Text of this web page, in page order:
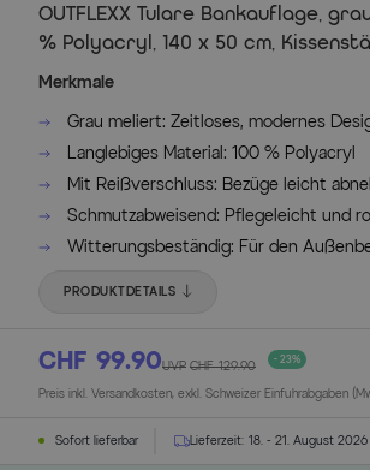
OUTFLEXX Tulare Bankauflage,
% Polyacryl, 140 x 50 cm,
Merkmale
Grau meliert: Zeitloses, modernes
Langlebiges Material: 100 % Polyacryl
Mit Reißverschluss: Bezüge leicht
Schmutzabweisend: Pflegeleicht und
Witterungsbeständig: Für den
PRODUKTDETAILS
CHF 99.90UVP CHF 129.90 - 23%
Preis inkl. Versandkosten, exkl. Schweizer Einfuhrabgaben
Sofort lieferbar Lieferzeit: 18. - 21. August 2026